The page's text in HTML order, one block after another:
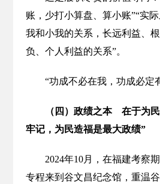
账，少打小算盘、算小账”“实
我和小我的关系，长远利益、
负、个人利益的关系”。
“功成不必在我，功成必定
（四）政绩之本 在于为
牢记，为民造福是最大政绩”
2024年10月，在福建考察
专程来到谷文昌纪念馆，重温